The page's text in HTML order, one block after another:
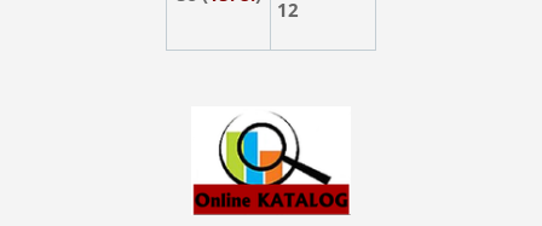
12